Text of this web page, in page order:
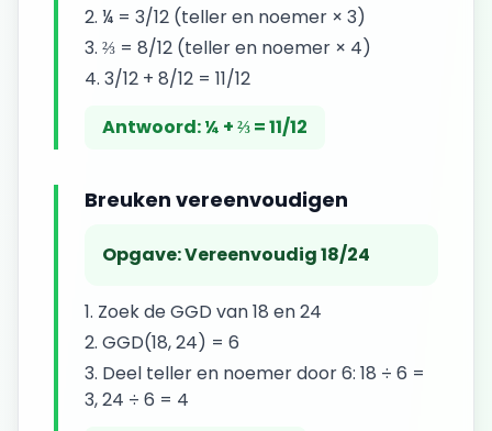
¼ = 3/12 (teller en noemer × 3)
⅔ = 8/12 (teller en noemer × 4)
3/12 + 8/12 = 11/12
Antwoord:¼ + ⅔ = 11/12
Breuken vereenvoudigen
Opgave:Vereenvoudig 18/24
Zoek de GGD van 18 en 24
GGD(18, 24) = 6
Deel teller en noemer door 6: 18 ÷ 6 =
3, 24 ÷ 6 = 4